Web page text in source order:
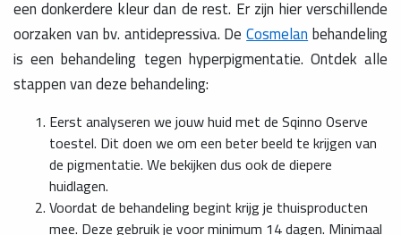
een donkerdere kleur dan de rest. Er zijn hier verschillende
oorzaken van bv. antidepressiva. DeCosmelanbehandeling
is een behandeling tegen hyperpigmentatie. Ontdek alle
stappen van deze behandeling:
Eerst analyseren we jouw huid met de Sqinno Oserve
toestel. Dit doen we om een beter beeld te krijgen van
de pigmentatie. We bekijken dus ook de diepere
huidlagen.
Voordat de behandeling begint krijg je thuisproducten
mee. Deze gebruik je voor minimum 14 dagen. Minimaal